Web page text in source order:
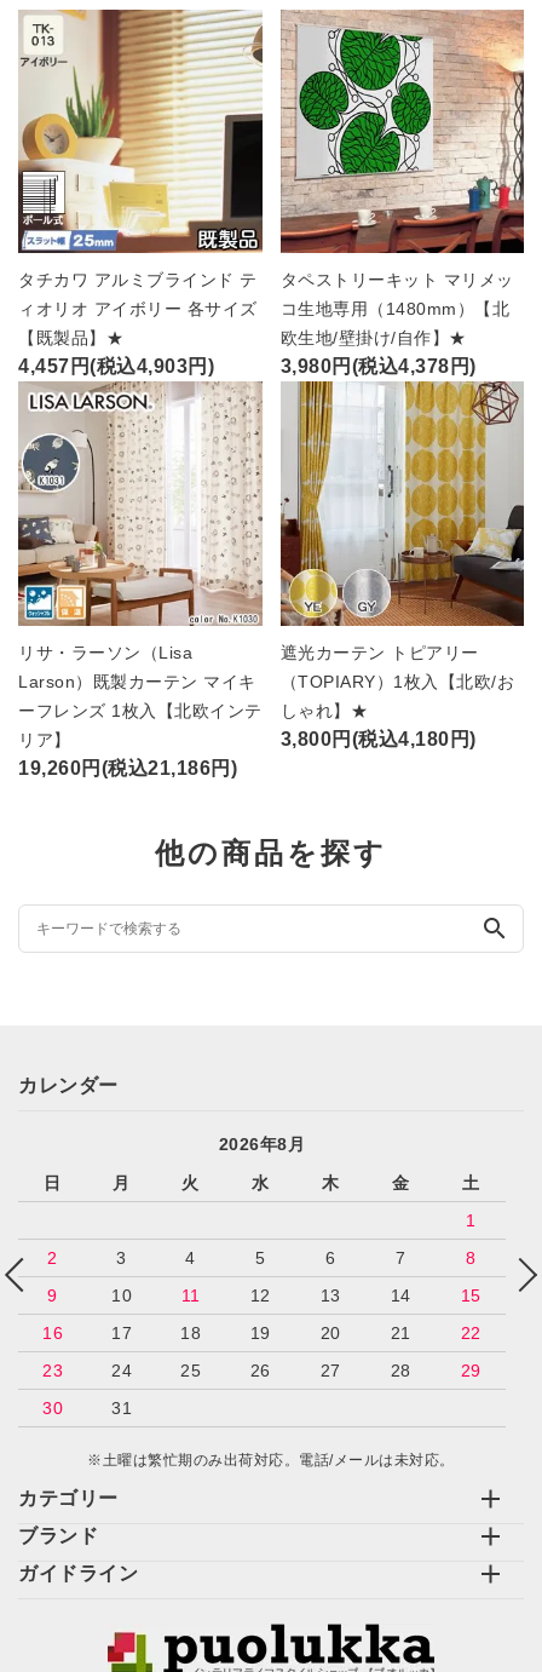
タチカワ アルミブラインド テ
ィオリオ アイボリー 各サイズ
【既製品】★
4,457円(税込4,903円)
タペストリーキット マリメッ
コ生地専用（1480mm）【北
欧生地/壁掛け/自作】★
3,980円(税込4,378円)
リサ・ラーソン（Lisa
Larson）既製カーテン マイキ
ーフレンズ 1枚入【北欧インテ
リア】
19,260円(税込21,186円)
遮光カーテン トピアリー
（TOPIARY）1枚入【北欧/お
しゃれ】★
3,800円(税込4,180円)
他の商品を探す
search
カテゴリー
ブランド
ガイドライン
カレンダー
2026年8月
日
月 火 水 木 金
土
1
2
3 4 5 6 7
8
9
10 11 12 13 14
15
16
17 18 19 20 21
22
23
24 25 26 27 28
29
30
31
※土曜は繁忙期のみ出荷対応。電話/メールは未対応。